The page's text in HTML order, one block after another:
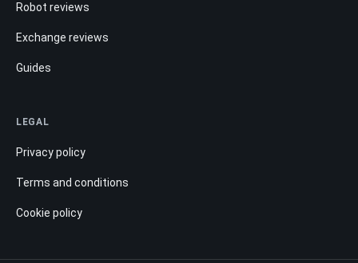
Robot reviews
Exchange reviews
Guides
LEGAL
Privacy policy
Terms and conditions
Cookie policy